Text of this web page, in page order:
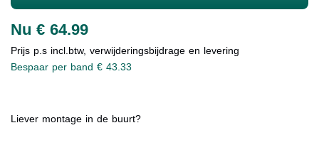
Nu € 64.99
Prijs p.s incl.btw, verwijderingsbijdrage en levering
Bespaar per band € 43.33
Liever montage in de buurt?